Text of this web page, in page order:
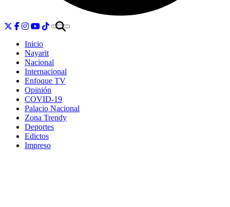
Inicio
Nayarit
Nacional
Internacional
Enfoque TV
Opinión
COVID-19
Palacio Nacional
Zona Trendy
Deportes
Edictos
Impreso